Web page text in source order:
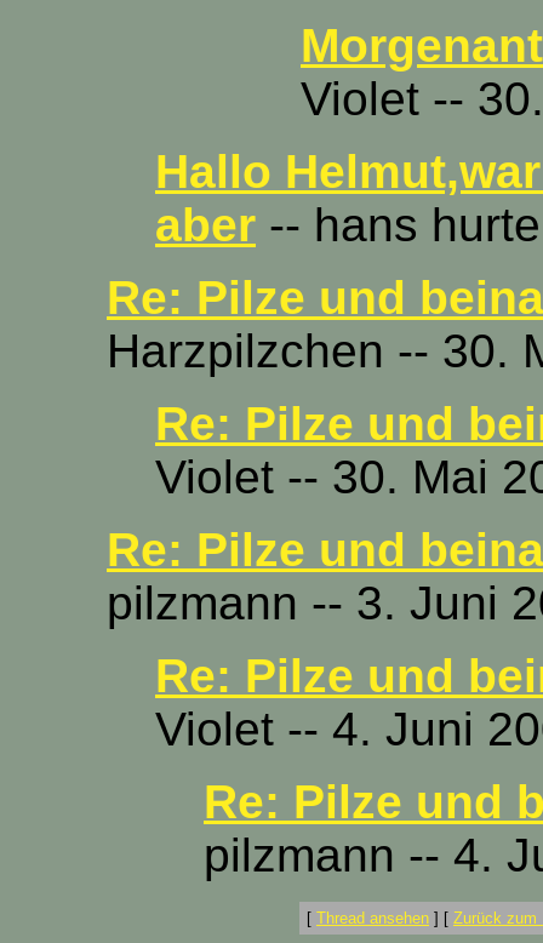
Violet --
Hallo
aber -- hans
Re: Pilze und
Harzpilzchen -- 30.
Re: Pilze und
Violet -- 30. Mai
Re: Pilze und
pilzmann -- 3. Juni
Re: Pilze und
Violet -- 4. Juni
Re: Pilze und
pilzmann -- 4.
[ Thread ansehen ] [ Zurück zum